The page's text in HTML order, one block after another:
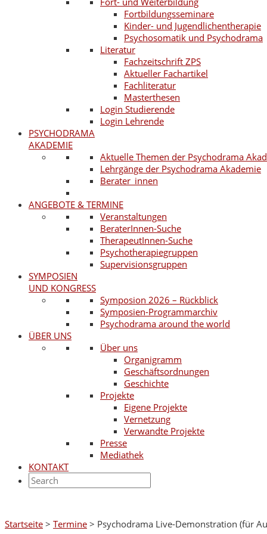
Fortbildungsseminare
Kinder- und Jugendlichentherapie
Psychosomatik und Psychodrama
Literatur
Fachzeitschrift ZPS
Aktueller Fachartikel
Fachliteratur
Masterthesen
Login Studierende
Login Lehrende
PSYCHODRAMA
AKADEMIE
Aktuelle Themen der Psychodrama
Lehrgänge der Psychodrama Akademie
Berater_innen
ANGEBOTE & TERMINE
Veranstaltungen
BeraterInnen-Suche
TherapeutInnen-Suche
Psychotherapiegruppen
Supervisionsgruppen
SYMPOSIEN
UND KONGRESS
Symposion 2026 – Rückblick
Symposien-Programmarchiv
Psychodrama around the world
ÜBER UNS
Über uns
Organigramm
Geschäftsordnungen
Geschichte
Projekte
Eigene Projekte
Vernetzung
Verwandte Projekte
Presse
Mediathek
KONTAKT
Startseite > Termine > Psychodrama Live-Demonstration (für